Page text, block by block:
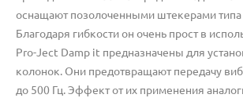
оснащают позолоченными штекерами типа
Благодаря гибкости он очень прост в
Pro-Ject Damp it предназначены для
колонок. Они предотвращают передачу
до 500 Гц. Эффект от их применения